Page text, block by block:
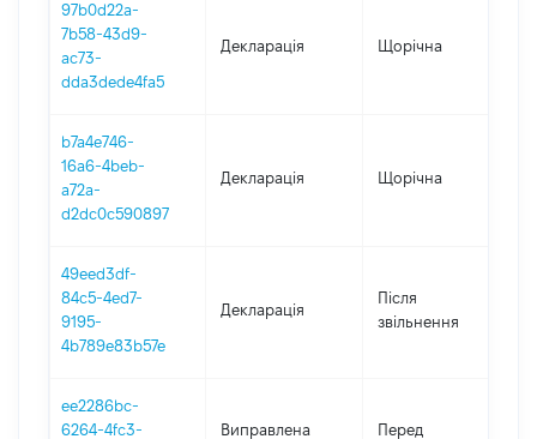
97b0d22a-
7b58-43d9-
ac73-
dda3dede4fa5
Декларація Щорічна
b7a4e746-
16a6-4beb-
a72a-
d2dc0c590897
Декларація Щорічна
49eed3df-
84c5-4ed7-
9195-
4b789e83b57e
Декларація
Після
звільнення
ee2286bc-
6264-4fc3-
Виправлена
Перед